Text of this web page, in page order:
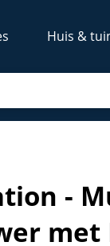
Huis &
-
met